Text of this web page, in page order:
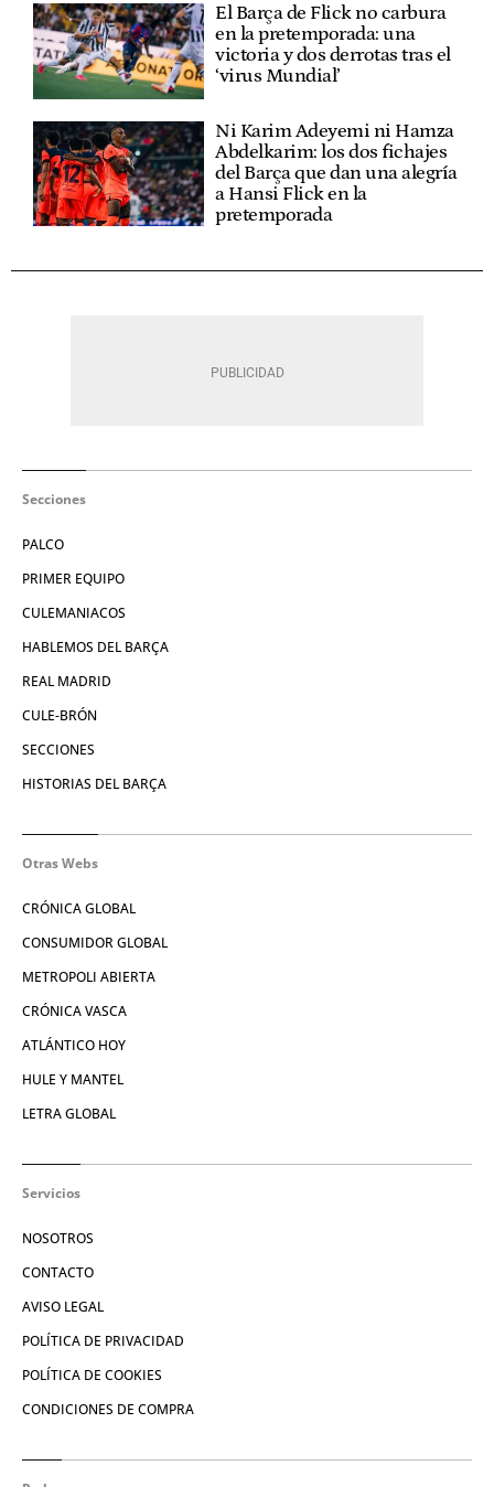
El Barça de Flick no carbura
en la pretemporada: una
victoria y dos derrotas tras el
‘virus Mundial’
Ni Karim Adeyemi ni Hamza
Abdelkarim: los dos fichajes
del Barça que dan una alegría
a Hansi Flick en la
pretemporada
Secciones
PALCO
PRIMER EQUIPO
CULEMANIACOS
HABLEMOS DEL BARÇA
REAL MADRID
CULE-BRÓN
SECCIONES
HISTORIAS DEL BARÇA
Otras Webs
CRÓNICA GLOBAL
CONSUMIDOR GLOBAL
METROPOLI ABIERTA
CRÓNICA VASCA
ATLÁNTICO HOY
HULE Y MANTEL
LETRA GLOBAL
Servicios
NOSOTROS
CONTACTO
AVISO LEGAL
POLÍTICA DE PRIVACIDAD
POLÍTICA DE COOKIES
CONDICIONES DE COMPRA